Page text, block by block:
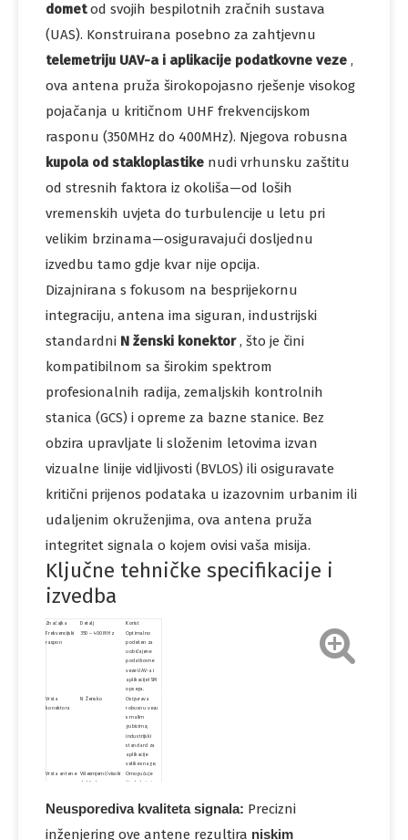
dometod svojih bespilotnih zračnih sustava
(UAS). Konstruirana posebno za zahtjevnu
telemetriju UAV-a i aplikacije podatkovne veze ,
ova antena pruža širokopojasno rješenje visokog
pojačanja u kritičnom UHF frekvencijskom
rasponu (350MHz do 400MHz). Njegova robusna
kupola od stakloplastike nudi vrhunsku zaštitu
od stresnih faktora iz okoliša—od loših
vremenskih uvjeta do turbulencije u letu pri
velikim brzinama—osiguravajući dosljednu
izvedbu tamo gdje kvar nije opcija.
Dizajnirana s fokusom na besprijekornu
integraciju, antena ima siguran, industrijski
standardni N ženski konektor, što je čini
kompatibilnom sa širokim spektrom
profesionalnih radija, zemaljskih kontrolnih
stanica (GCS) i opreme za bazne stanice. Bez
obzira upravljate li složenim letovima izvan
vizualne linije vidljivosti (BVLOS) ili osiguravate
kritični prijenos podataka u izazovnim urbanim ili
udaljenim okruženjima, ova antena pruža
integritet signala o kojem ovisi vaša misija.
Ključne tehničke specifikacije i
izvedba
Značajka Detalj
Korist
Frekvencijski
raspon
350 – 400 MHz
Optimalno
podešen za
uobičajene
podatkovne
veze UAV-a i
aplikacije ISM
opsega.
Vrsta
konektora
N Žensko
Osigurava
robusnu vezu
s malim
gubicima;
industrijski
standard za
aplikacije
velike snage.
Vrsta antene
Višesmjerni/visoki
dobitak
Omogućuje
širokokutni
snažno
Neusporediva kvaliteta signala: Precizni
inženjering ove antene rezultira niskim